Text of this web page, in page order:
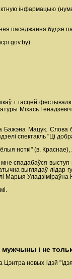
інфармацыю
паседжання будзе
і гасцей
Міхась
Бажэна Мацук. Слова
спектакль "Ці
ноткі" (в.
спадабаўся выступ
выглядаў лідар
Уладзіміраўна
мужчыны і не
Цэнтра новых ідэй